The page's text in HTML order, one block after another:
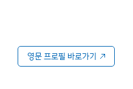
영문 프로필 바로가기